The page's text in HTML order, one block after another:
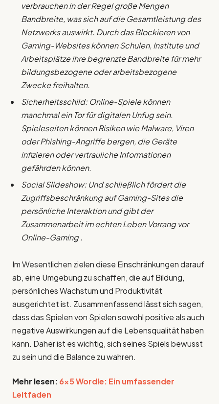
verbrauchen in der Regel große Mengen
Bandbreite, was sich auf die Gesamtleistung des
Netzwerks auswirkt. Durch das Blockieren von
Gaming-Websites können Schulen, Institute und
Arbeitsplätze ihre begrenzte Bandbreite für mehr
bildungsbezogene oder arbeitsbezogene
Zwecke freihalten.
Sicherheitsschild: Online-Spiele können
manchmal ein Tor für digitalen Unfug sein.
Spieleseiten können Risiken wie Malware, Viren
oder Phishing-Angriffe bergen, die Geräte
infizieren oder vertrauliche Informationen
gefährden können.
Social Slideshow: Und schließlich fördert die
Zugriffsbeschränkung auf Gaming-Sites die
persönliche Interaktion und gibt der
Zusammenarbeit im echten Leben Vorrang vor
Online-Gaming .
Im Wesentlichen zielen diese Einschränkungen darauf
ab, eine Umgebung zu schaffen, die auf Bildung,
persönliches Wachstum und Produktivität
ausgerichtet ist. Zusammenfassend lässt sich sagen,
dass das Spielen von Spielen sowohl positive als auch
negative Auswirkungen auf die Lebensqualität haben
kann. Daher ist es wichtig, sich seines Spiels bewusst
zu sein und die Balance zu wahren.
Mehr lesen: 6×5 Wordle: Ein umfassender
Leitfaden